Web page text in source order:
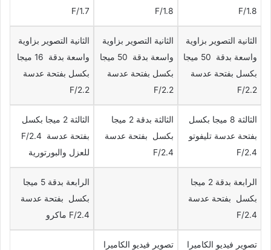
F/1.8
F/1.8
F/1.7
الثانية التصوير بزاوية
واسعة بدقة 50 ميجا
بكسل بفتحة عدسة
F/2.2
الثانية التصوير بزاوية
واسعة بدقة 50 ميجا
بكسل بفتحة عدسة
F/2.2
الثانية التصوير بزاوية
واسعة بدقة 16 ميجا
بكسل بفتحة عدسة
F/2.2
الثالثة 8 ميجا بكسل
بفتحة عدسة تليفوتو
F/2.4
الثالثة بدقة 2 ميجا
بكسل بفتحة عدسة
F/2.4
الثالثة 2 ميجا بكسل
بفتحة عدسة F/2.4
للعزل والبورتورية
الرابعة بدقة 2 ميجا
بكسل بفتحة عدسة
F/2.4
الرابعة بدقة 5 ميجا
بكسل بفتحة عدسة
F/2.4 ماكرو
تصوير فيديو الكاميرا
تصوير فيديو الكاميرا